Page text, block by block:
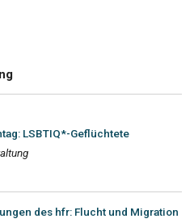
LSBTIQ*-Geflüchtete
des hfr: Flucht und Migration